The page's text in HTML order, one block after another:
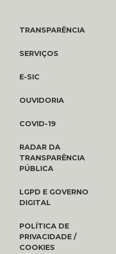
TRANSPARÊNCIA
SERVIÇOS
E-SIC
OUVIDORIA
COVID-19
RADAR DA
TRANSPARÊNCIA
PÚBLICA
LGPD E GOVERNO
DIGITAL
POLÍTICA DE
PRIVACIDADE /
COOKIES